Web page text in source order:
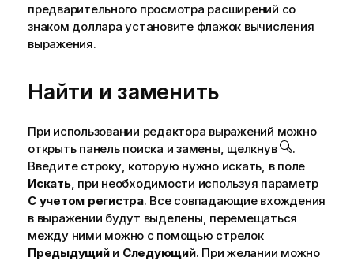
предварительного просмотра расширений со
знаком доллара установите флажок вычисления
выражения.
Найти и заменить
При использовании редактора выражений можно
открыть панель поиска и замены, щелкнув
.
Введите строку, которую нужно искать, в поле
Искать, при необходимости используя параметр
С учетом регистра. Все совпадающие вхождения
в выражении будут выделены, перемещаться
между ними можно с помощью стрелок
Предыдущийи Следующий. При желании можно